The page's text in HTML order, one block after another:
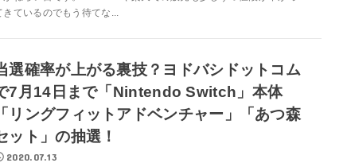
きているのでもう待てな...
選確率が上がる裏技？ヨドバシドットコム
7月14日まで「Nintendo Switch」本体
リングフィットアドベンチャー」「あつ森
ット」の抽選！
2020.07.13